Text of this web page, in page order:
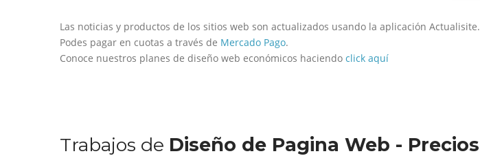
Las noticias y productos de los sitios web son actualizados usando la aplicación Actualisite.
Podes pagar en cuotas a través de Mercado Pago.
Conoce nuestros planes de diseño web económicos haciendo click aquí
Trabajos de Diseño de Pagina Web - Precios
Diseño Web Manu Urcera
Trabajos Web
Diseño Web para Indumentaria
Trabajos Web
Diseño Web a Medida para Consultora
Trabajos Web